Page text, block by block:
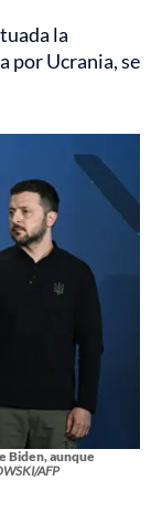
la
por Ucrania, se
Biden, aunque
AFP